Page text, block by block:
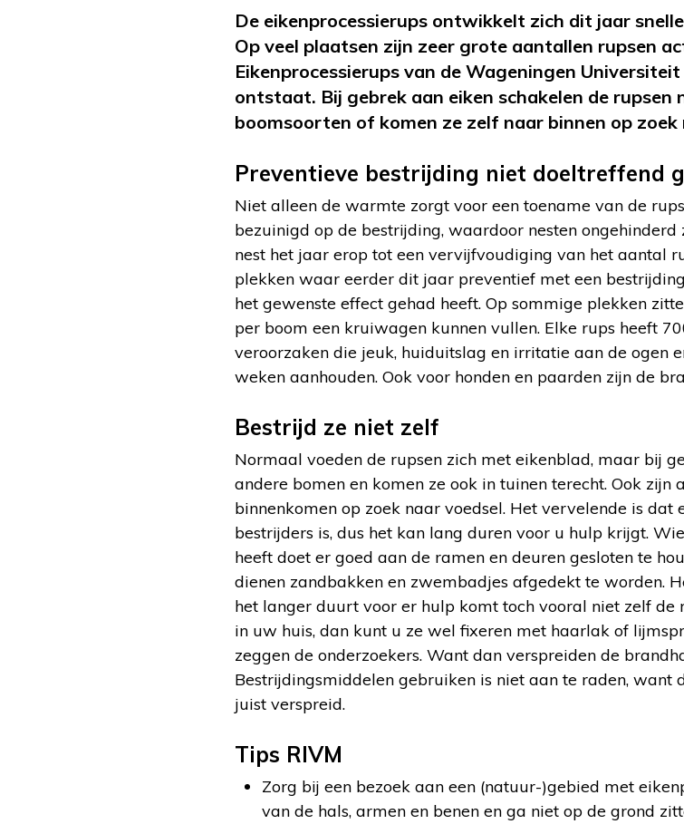
De eikenprocessierups ontwikkelt zich dit jaar
Op veel plaatsen zijn zeer grote aantallen rupsen
Eikenprocessierups van de Wageningen
ontstaat. Bij gebrek aan eiken schakelen de rupsen
boomsoorten of komen ze zelf naar binnen op zoek
Preventieve bestrijding niet doeltreffend
Niet alleen de warmte zorgt voor een toename van de
bezuinigd op de bestrijding, waardoor nesten ongehinderd
nest het jaar erop tot een vervijfvoudiging van het aantal
plekken waar eerder dit jaar preventief met een
het gewenste effect gehad heeft. Op sommige plekken
per boom een kruiwagen kunnen vullen. Elke rups heeft
veroorzaken die jeuk, huiduitslag en irritatie aan de ogen
weken aanhouden. Ook voor honden en paarden zijn de
Bestrijd ze niet zelf
Normaal voeden de rupsen zich met eikenblad, maar bij
andere bomen en komen ze ook in tuinen terecht. Ook
binnenkomen op zoek naar voedsel. Het vervelende is dat
bestrijders is, dus het kan lang duren voor u hulp krijgt.
heeft doet er goed aan de ramen en deuren gesloten te
dienen zandbakken en zwembadjes afgedekt te worden.
het langer duurt voor er hulp komt toch vooral niet zelf de
in uw huis, dan kunt u ze wel fixeren met haarlak of
zeggen de onderzoekers. Want dan verspreiden de
Bestrijdingsmiddelen gebruiken is niet aan te raden, want
juist verspreid.
Tips RIVM
Zorg bij een bezoek aan een (natuur-)gebied met
van de hals, armen en benen en ga niet op de grond